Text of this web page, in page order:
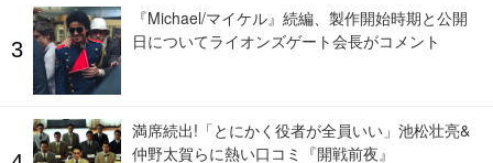
『Michael/マイケル』続編、製作開始時期と公開
日についてライオンズゲート会長がコメント
満席続出!「とにかく役者が全員いい」池松壮亮&
仲野太賀らに熱い口コミ『開戦前夜』